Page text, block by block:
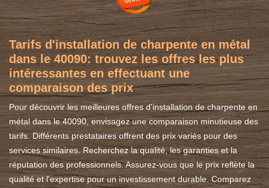
Tarifs d'installation de charpente en métal
dans le 40090: trouvez les offres les plus
intéressantes en effectuant une
comparaison des prix
Pour découvrir les meilleures offres d'installation de charpente en
métal dans le 40090, envisagez une comparaison minutieuse des
tarifs. Différents prestataires offrent des prix variés pour des
services similaires. Recherchez la qualité, les garanties et la
réputation des professionnels. Assurez-vous que le prix reflète la
qualité et l'expertise pour un investissement durable. Comparez